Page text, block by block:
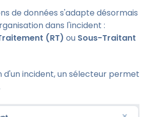
de données s'adapte désormais
dans l'incident :
(RT) ou Sous-Traitant
d'un incident, un sélecteur permet